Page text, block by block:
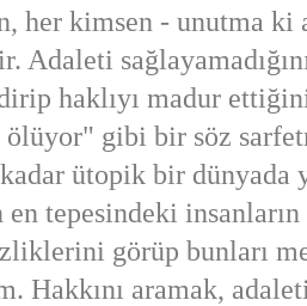
her kimsen - unutma ki
Adaleti
haklıyı madur
gibi bir söz
ütopik bir dünyada
tepesindeki
görüp bunları
Hakkını aramak,